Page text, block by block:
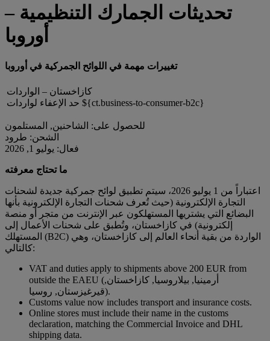
تحديثات الجمارك التنظيمية –
أوروبا
تغييرات مهمة في اللوائح الجمركية في أوروبا
كازاخستان – الواردات
حد الإعفاء لواردات ${ct.business-to-consumer-b2c}
للحصول على: الشاحنين, المستلمون
الشحن: طرود
فعال: يوليو 1, 2026
ما تحتاج معرفته
اعتباراً من 1 يوليو 2026، سيتم تطبيق لوائح جمركية جديدة لشحنات
التجارة الإلكترونية (حيث تُعرف شحنات التجارة الإلكترونية بأنها
البضائع التي يشتريها المستهلكون عبر الإنترنت من متجر أو منصة
إلكترونية) في كازاخستان، وتُطبق على شحنات الأعمال إلى
المستهلك (B2C) الواردة من بقية أنحاء العالم إلى كازاخستان، وهي
كالتالي:
VAT and duties apply to shipments above 200 EUR from
outside the EAEU (أرمينيا, بيلاروسيا, كازاخستان,
قيرغيزستان, روسيا).
Customs value now includes transport and insurance costs.
Online stores must include their name in the customs
declaration, matching the Commercial Invoice and DHL
shipping data.